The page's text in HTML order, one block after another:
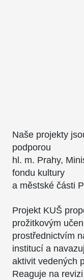
Naše projekty
podporou
hl. m. Prahy,
fondu kultury
a městské části
Projekt KUŠ
prožitkovým
prostřednictvím
institucí a
aktivit vedených
Reaguje na